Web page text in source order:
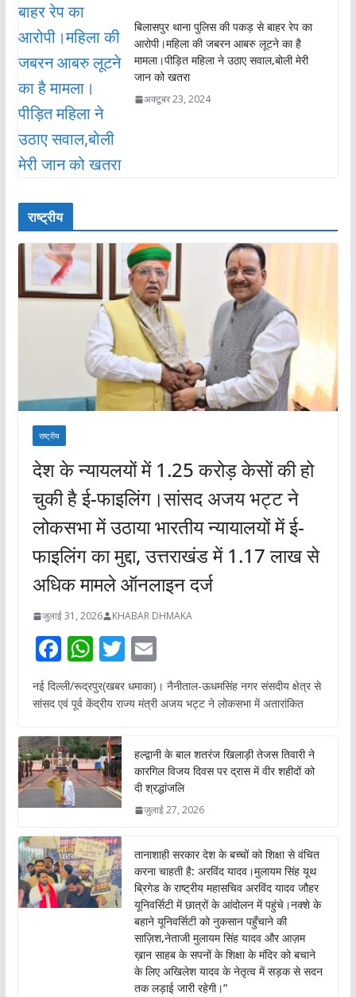
बिलासपुर थाना पुलिस की पकड़ से बाहर रेप का
आरोपी।महिला की जबरन आबरु लूटने का है
मामला।पीड़ित महिला ने उठाए सवाल,बोली मेरी
जान को खतरा
अक्टूबर 23, 2024
राष्ट्रीय
राष्ट्रीय
देश के न्यायलयों में 1.25 करोड़ केसों की हो
चुकी है ई-फाइलिंग।सांसद अजय भट्ट ने
लोकसभा में उठाया भारतीय न्यायालयों में ई-
फाइलिंग का मुद्दा, उत्तराखंड में 1.17 लाख से
अधिक मामले ऑनलाइन दर्ज
जुलाई 31, 2026 KHABAR DHMAKA
F
ac
e
o
o
k
W
h
at
A
p
p
T
w
itt
E
m
ai
नई दिल्ली/रूद्रपुर(खबर धमाका)। नैनीताल-ऊधमसिंह नगर संसदीय क्षेत्र से
सांसद एवं पूर्व केंद्रीय राज्य मंत्री अजय भट्ट ने लोकसभा में अतारांकित
हल्द्वानी के बाल शतरंज खिलाड़ी तेजस तिवारी ने
कारगिल विजय दिवस पर द्रास में वीर शहीदों को
दी श्रद्धांजलि
जुलाई 27, 2026
तानाशाही सरकार देश के बच्चों को शिक्षा से वंचित
करना चाहती है: अरविंद यादव।मुलायम सिंह यूथ
ब्रिगेड के राष्ट्रीय महासचिव अरविंद यादव जौहर
यूनिवर्सिटी में छात्रों के आंदोलन में पहुंचे।नक्शे के
बहाने यूनिवर्सिटी को नुकसान पहुँचाने की
साज़िश,नेताजी मुलायम सिंह यादव और आज़म
ख़ान साहब के सपनों के शिक्षा के मंदिर को बचाने
के लिए अखिलेश यादव के नेतृत्व में सड़क से सदन
तक लड़ाई जारी रहेगी।”